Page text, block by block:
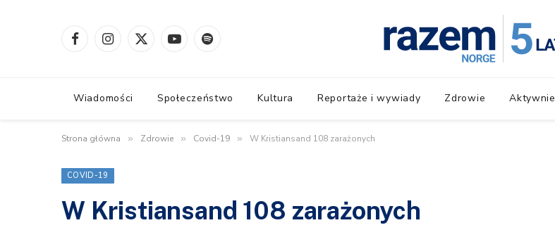
FacebookInstagram
X
YouTubeSpotify
Wiadomości Społeczeństwo Kultura Reportaże i wywiady Zdrowie Aktywnie
Strona główna » Zdrowie » Covid-19 » W Kristiansand 108 zarażonych
COVID-19
W Kristiansand 108 zarażonych